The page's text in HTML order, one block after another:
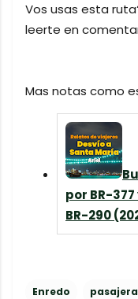
Vos usas esta
leerte en
Mas notas como
por BR-
BR-290
Enredo pasajera